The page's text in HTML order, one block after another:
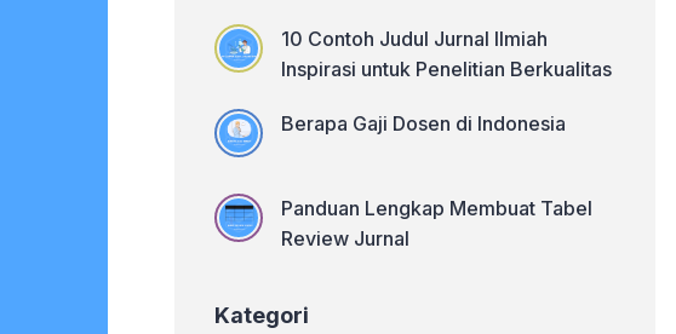
10 Contoh Judul Jurnal Ilmiah
Inspirasi untuk Penelitian Berkualitas
Berapa Gaji Dosen di Indonesia
Panduan Lengkap Membuat Tabel
Review Jurnal
Kategori